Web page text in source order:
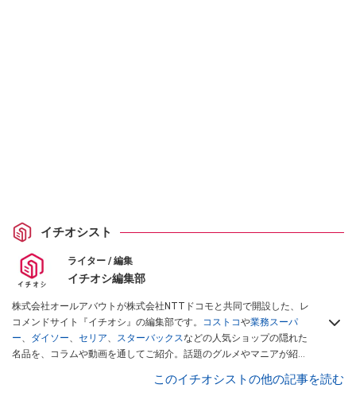
イチオシスト
ライター / 編集
イチオシ編集部
株式会社オールアバウトが株式会社NTTドコモと共同で開設した、レ
コメンドサイト『イチオシ』の編集部です。 コストコや業務スーパ
ー、 ダイソー、 セリア、 スターバックスなどの人気ショップの隠れた
名品を、コラムや動画を通してご紹介。話題のグルメやマニアが紹介
インフルエンサーが実際に使用してレビューしています。毎日トレン
このイチオシストの他の記事を読む